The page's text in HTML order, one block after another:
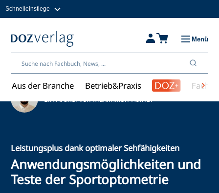
Inhalt
Schnelleinstiege
Fachbücher & Shop
Über uns
Menü
Aus der Branche Betrieb&Praxis
Leistungsplus dank optimaler Sehfähigkeiten
Anwendungsmöglichkeiten und
Teste der Sportoptometrie